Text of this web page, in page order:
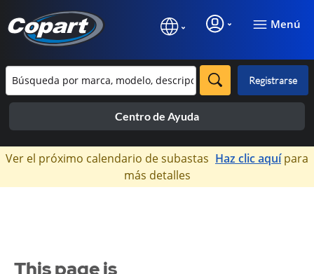
Menú
Registrarse
Centro de Ayuda
×
Ver el próximo calendario de subastas Haz clic aquípara
más detalles
This page is